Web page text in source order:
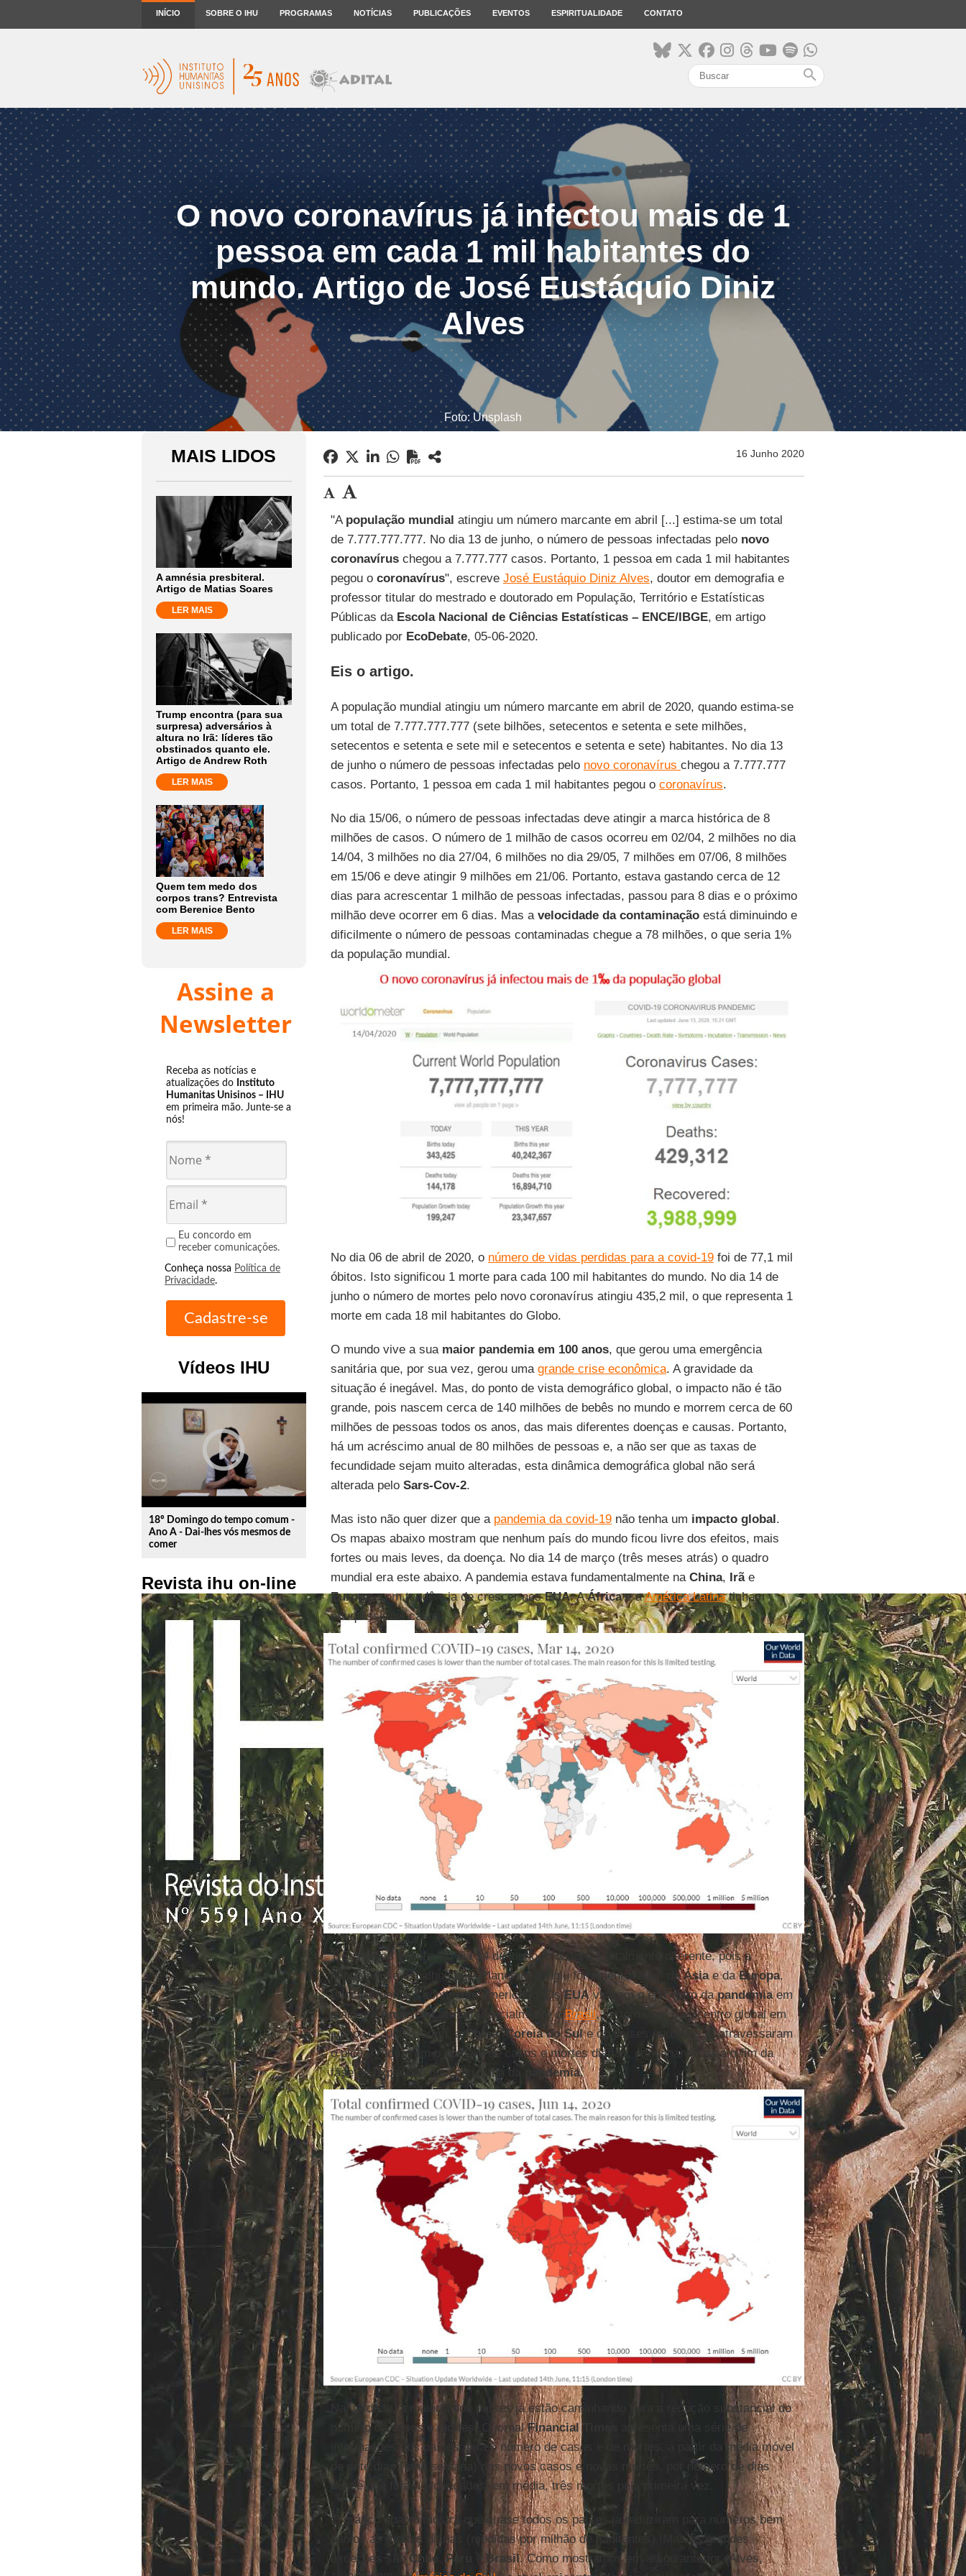
INÍCIO SOBRE O IHU PROGRAMAS NOTÍCIAS PUBLICAÇÕES EVENTOS ESPIRITUALIDADE CONTATO
search
O novo coronavírus já infectou mais de 1
pessoa em cada 1 mil habitantes do
mundo. Artigo de José Eustáquio Diniz
Alves
Foto: Unsplash
MAIS LIDOS
A amnésia presbiteral.
Artigo de Matias Soares
LER MAIS
Trump encontra (para sua
surpresa) adversários à
altura no Irã: líderes tão
obstinados quanto ele.
Artigo de Andrew Roth
LER MAIS
Quem tem medo dos
corpos trans? Entrevista
com Berenice Bento
LER MAIS
Assine a
Newsletter
Receba as notícias e
atualizações do Instituto
Humanitas Unisinos – IHU
em primeira mão. Junte-se a
nós!
Eu concordo em
receber comunicações.
Conheça nossa Política de
Privacidade.
Vídeos IHU
play_circle_outline
18º Domingo do tempo comum -
Ano A - Dai-lhes vós mesmos de
comer
Revista ihu on-line
16 Junho 2020
"A população mundial atingiu um número marcante em abril [...] estima-se um total
de 7.777.777.777. No dia 13 de junho, o número de pessoas infectadas pelo novo
coronavírus chegou a 7.777.777 casos. Portanto, 1 pessoa em cada 1 mil habitantes
pegou o coronavírus", escreve José Eustáquio Diniz Alves, doutor em demografia e
professor titular do mestrado e doutorado em População, Território e Estatísticas
Públicas da Escola Nacional de Ciências Estatísticas – ENCE/IBGE, em artigo
publicado por EcoDebate, 05-06-2020.
Eis o artigo.
A população mundial atingiu um número marcante em abril de 2020, quando estima-se
um total de 7.777.777.777 (sete bilhões, setecentos e setenta e sete milhões,
setecentos e setenta e sete mil e setecentos e setenta e sete) habitantes. No dia 13
de junho o número de pessoas infectadas pelo novo coronavírus chegou a 7.777.777
casos. Portanto, 1 pessoa em cada 1 mil habitantes pegou o coronavírus.
No dia 15/06, o número de pessoas infectadas deve atingir a marca histórica de 8
milhões de casos. O número de 1 milhão de casos ocorreu em 02/04, 2 milhões no dia
14/04, 3 milhões no dia 27/04, 6 milhões no dia 29/05, 7 milhões em 07/06, 8 milhões
em 15/06 e deve atingir 9 milhões em 21/06. Portanto, estava gastando cerca de 12
dias para acrescentar 1 milhão de pessoas infectadas, passou para 8 dias e o próximo
milhão deve ocorrer em 6 dias. Mas a velocidade da contaminaçãoestá diminuindo e
dificilmente o número de pessoas contaminadas chegue a 78 milhões, o que seria 1%
da população mundial.
No dia 06 de abril de 2020, o número de vidas perdidas para a covid-19foi de 77,1 mil
óbitos. Isto significou 1 morte para cada 100 mil habitantes do mundo. No dia 14 de
junho o número de mortes pelo novo coronavírus atingiu 435,2 mil, o que representa 1
morte em cada 18 mil habitantes do Globo.
O mundo vive a sua maior pandemia em 100 anos, que gerou uma emergência
sanitária que, por sua vez, gerou uma grande crise econômica. A gravidade da
situação é inegável. Mas, do ponto de vista demográfico global, o impacto não é tão
grande, pois nascem cerca de 140 milhões de bebês no mundo e morrem cerca de 60
milhões de pessoas todos os anos, das mais diferentes doenças e causas. Portanto,
há um acréscimo anual de 80 milhões de pessoas e, a não ser que as taxas de
fecundidade sejam muito alteradas, esta dinâmica demográfica global não será
alterada pelo Sars-Cov-2.
Mas isto não quer dizer que a pandemia da covid-19não tenha um impacto global.
Os mapas abaixo mostram que nenhum país do mundo ficou livre dos efeitos, mais
fortes ou mais leves, da doença. No dia 14 de março (três meses atrás) o quadro
mundial era este abaixo. A pandemia estava fundamentalmente na China, Irãe
Europa, com tendência de crescer nosEUA. AÁfricae aAmérica Latinatinham
pouquíssimos casos.
Três meses depois, no dia 14 de junho, o quadro é totalmente diferente, pois a
pandemia se espalhou pelo Planeta e atingiu fortemente, além daÁsiae daEuropa,
principalmente o continente americano. OsEUAviraram o epicentro dapandemiaem
maio e aAmérica Latina, especialmente oBrasil, se tornaram o epicentro global em
junho de 2020. Porém, aChina,Coreia do Sule os países europeus já atravessaram
o pico e reduziram o número de casos e mortes diárias, caminhando para o fim da
fase de expansão descontrolada da
pandemia.
Na verdade, a maioria dos países já estão caminhando para a redução substancial do
número de casos e mortes. O jornalFinancial Times
apresenta uma série de
informações dos países para o número de casos e de mortes, a partir da média móvel
de sete dias (uma semana) dos novos casos e novas mortes, por número de dias
desde que foram alcançadas, em média, três mortes pela primeira vez.
O gráfico abaixo mostra que quase todos os países já reduziram para números bem
baixos as mortes diárias (medidas por milhão de habitantes). Mas as grandes
exceções são Chile Peru Brasil. Como mostramos em artigo anterior (Alves,